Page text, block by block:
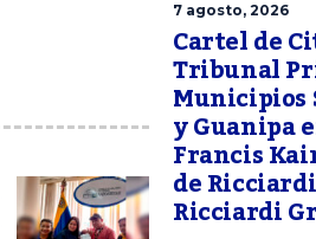
7 agosto, 2026
Cartel de
Tribunal
Municipios
y Guanipa
Francis
de
Ricciardi